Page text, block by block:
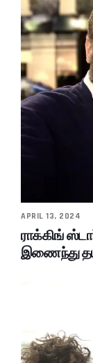
APRIL 13, 2024
ராக்கிங்
இணைந்து